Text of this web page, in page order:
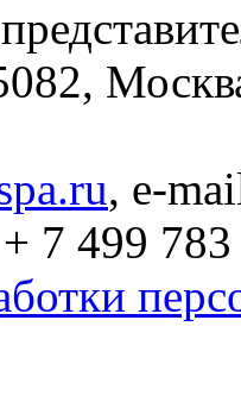
, e-
7 499